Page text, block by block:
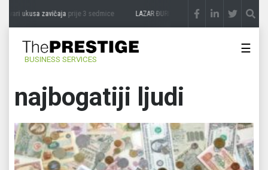
ukusa zavičajaprije 3 sedmice LAZAR ĐURIĆ: Promocija potencijal pretvara u
BUSINESS SERVICES
☰
najbogatiji ljudi